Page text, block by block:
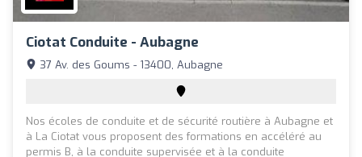
Ciotat Conduite - Aubagne
37 Av. des Goums - 13400, Aubagne
Nos écoles de conduite et de sécurité routière à Aubagne et
à La Ciotat vous proposent des formations en accéléré au
permis B, à la conduite supervisée et à la conduite